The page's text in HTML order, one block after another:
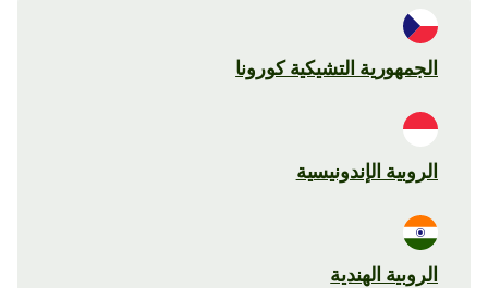
الجمهورية التشيكية كورونا
الروبية الإندونيسية
الروبية الهندية